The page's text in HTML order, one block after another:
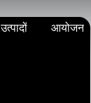
उत्पादों आयोजन